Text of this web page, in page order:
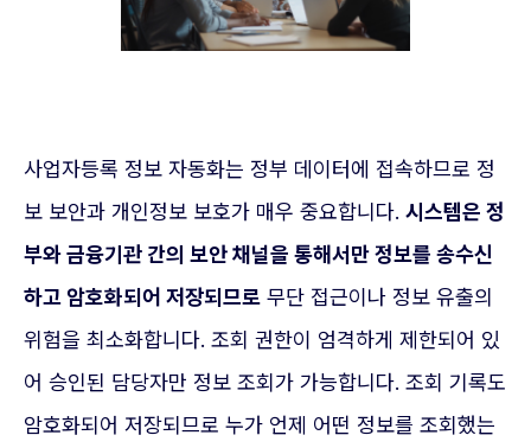
사업자등록 정보 자동화는 정부 데이터에 접속하므로 정
보 보안과 개인정보 보호가 매우 중요합니다. 시스템은 정
부와 금융기관 간의 보안 채널을 통해서만 정보를 송수신
하고 암호화되어 저장되므로 무단 접근이나 정보 유출의
위험을 최소화합니다. 조회 권한이 엄격하게 제한되어 있
어 승인된 담당자만 정보 조회가 가능합니다. 조회 기록도
암호화되어 저장되므로 누가 언제 어떤 정보를 조회했는